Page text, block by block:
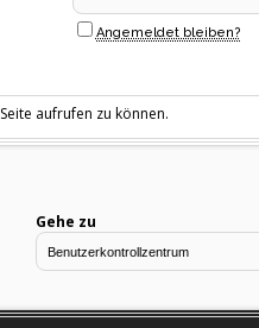
Angemeldet bleiben?
aufrufen zu können.
Gehe zu